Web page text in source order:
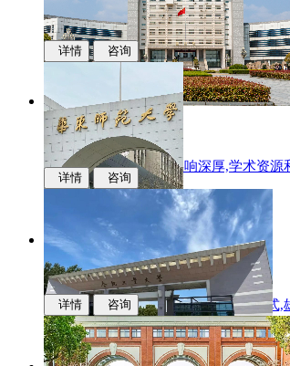
江西财经大学
国际化办学,学科专业影响深厚,学术资源
详情 咨询
华东师范大学
多样化的升学,中新联合培养的办学模式,
详情 咨询
详情 咨询